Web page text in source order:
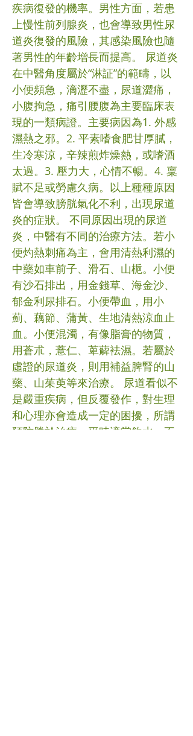
疾病復發的機率。男性方面，若患
上慢性前列腺炎，也會導致男性尿
道炎復發的風險，其感染風險也隨
著男性的年齡增長而提高。 尿道炎
在中醫角度屬於“淋証”的範疇，以
小便頻急，滴瀝不盡，尿道澀痛，
小腹拘急，痛引腰腹為主要臨床表
現的一類病證。主要病因為1. 外感
濕熱之邪。2. 平素嗜食肥甘厚膩，
生冷寒涼，辛辣煎炸燥熱，或嗜酒
太過。3. 壓力大，心情不暢。4. 稟
賦不足或勞慮久病。以上種種原因
皆會導致膀胱氣化不利，出現尿道
炎的症狀。 不同原因出現的尿道
炎，中醫有不同的治療方法。若小
便灼熱刺痛為主，會用清熱利濕的
中藥如車前子、滑石、山梔。小便
有沙石排出，用金錢草、海金沙、
郁金利尿排石。小便帶血，用小
薊、藕節、蒲黃、生地清熱涼血止
血。小便混濁，有像脂膏的物質，
用蒼朮，薏仁、萆薢袪濕。若屬於
虛證的尿道炎，則用補益脾腎的山
藥、山茱萸等來治療。 尿道看似不
是嚴重疾病，但反覆發作，對生理
和心理亦會造成一定的困擾，所謂
預防勝於治療，平時適當飲水，不